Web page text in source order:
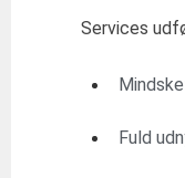
Services
Fuld